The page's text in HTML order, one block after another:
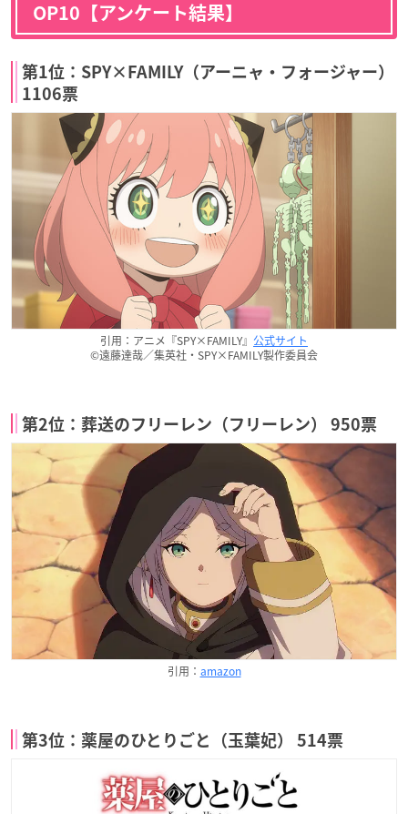
OP10【アンケート結果】
第1位：SPY×FAMILY（アーニャ・フォージャー）
1106票
引用：アニメ『SPY×FAMILY』 公式サイト
©遠藤達哉／集英社・SPY×FAMILY製作委員会
第2位：葬送のフリーレン（フリーレン） 950票
引用： amazon
第3位：薬屋のひとりごと（玉葉妃） 514票